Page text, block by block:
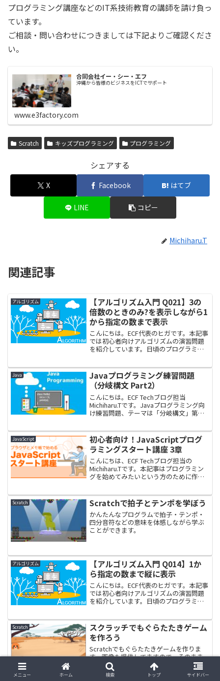
プログラミング講座などのIT系技術教育の講師を請け負っ
ています。
ご相談・問い合わせにつきましては下記よりご確認くださ
い。
合同会社イー・シー・エフ
沖縄から皆様のビジネスをICTでサポート
www.e3factory.com
Scratch キッズプログラミング プログラミング
シェアする
X Facebook はてブ
LINE コピー
Michiharu.T
関連記事
アルゴリズム
【アルゴリズム入門 Q021】3の
倍数のときのみ?を表示しながら1
から指定の数まで表示
こんにちは。ECF代表のヒガです。本記事
では初心者向けアルゴリズムの演習問題
を紹介しています。日頃のプログラミン
る計算手順のことです。自在にプログラ
ムを作るには、プログ...
Java
Javaプログラミング練習問題
（分岐構文 Part2）
こんにちは。ECF Techブログ担当
Michiharu.Tです。Javaプログラミング向
け練習問題、テーマは「分岐構文」第２
ひ、学習にお役立てください。一般的な
Jav...
JavaScript
初心者向け！JavaScriptプログ
ラミングスタート講座 3章
こんにちは、ECF Techブログ担当の
Michiharu.Tです。本記事はプログラミン
グを始めてみたいという方のために作成
なっています。Web教材全体の目次は下
記の...
Scratch Scratchで拍子とテンポを学ぼう
かんたんなプログラムで拍子・テンポ・
四分音符などの意味を体感しながら学ぶ
ことができます。
アルゴリズム
【アルゴリズム入門 Q014】1か
ら指定の数まで縦に表示
こんにちは。ECF代表のヒガです。本記事
では初心者向けアルゴリズムの演習問題
を紹介しています。日頃のプログラミン
る計算手順のことです。自在にプログラ
ムを作るには、プログ...
Scratch
スクラッチでもぐらたたきゲーム
を作ろう
Scratchでもぐらたたきゲームを作りま
す。画像も提供してますので、そのまま
すぐに作れます。
メニュー ホーム 検索 トップ サイドバー